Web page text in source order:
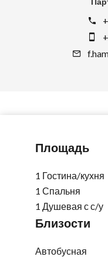
Площадь
1 Гостина/кухня
1 Спальня
1 Душевая с с/у
Близости
Автобусная